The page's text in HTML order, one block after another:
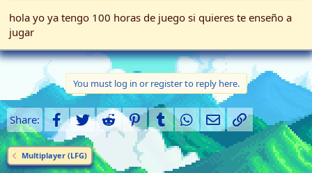
hola yo ya tengo 100 horas de juego si quieres te enseño a
jugar
You must log in or register to reply here.
Share: Facebook
TwitterRedditPinterestTumblr WhatsApp
EmailLink
Multiplayer (LFG)